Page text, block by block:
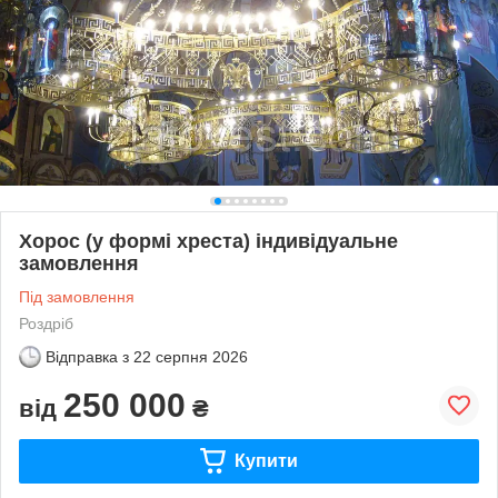
Хорос (у формі хреста) індивідуальне
замовлення
Під замовлення
Роздріб
Відправка з 22 серпня 2026
від 250 000 ₴
Купити